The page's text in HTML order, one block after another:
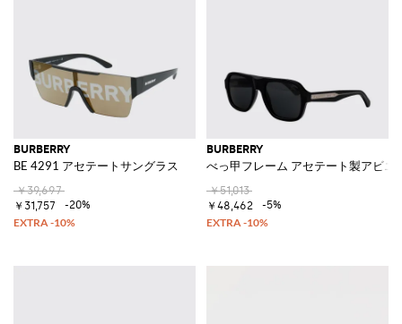
BURBERRY
BE 4291 アセテートサングラス
￥39,697
￥31,757
-20%
BURBERRY
べっ甲フレーム アセテート製アビエ
￥51,013
￥48,462
-5%